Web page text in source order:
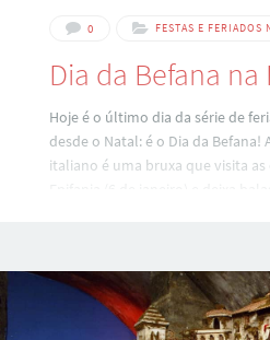
0 FESTAS E FERIADOS
Dia da Befana na
Hoje é o último dia da série de
desde o Natal: é o Dia da Befana!
italiano é uma bruxa que visita
três personagens elegantemente
magos, que iam ao